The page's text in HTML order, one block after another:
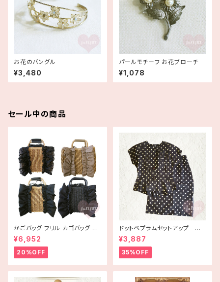
お花のバングル
¥3,480
パールモチーフ お花ブローチ
¥1,078
セール中の商品
かごバッグ フリル カゴバッグ ba
g 手編み ハンドメイド
¥6,952
20%OFF
ドットペプラムセットアップ 古
着
¥3,887
35%OFF